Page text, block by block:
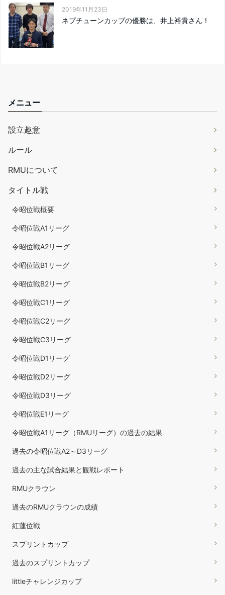
2019年11月23日
ネプチューンカップの優勝は、井上裕貴さん！
メニュー
設立趣意
ルール
RMUについて
タイトル戦
令昭位戦概要
令昭位戦A1リーグ
令昭位戦A2リーグ
令昭位戦B1リーグ
令昭位戦B2リーグ
令昭位戦C1リーグ
令昭位戦C2リーグ
令昭位戦C3リーグ
令昭位戦D1リーグ
令昭位戦D2リーグ
令昭位戦D3リーグ
令昭位戦E1リーグ
令昭位戦A1リーグ（RMUリーグ）の過去の結果
過去の令昭位戦A2～D3リーグ
過去の主な試合結果と観戦レポート
RMUクラウン
過去のRMUクラウンの成績
紅蓮位戦
スプリントカップ
過去のスプリントカップ
littleチャレンジカップ